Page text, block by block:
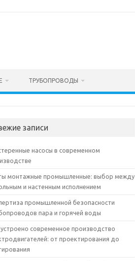
ТРУБОПРОВОДЫ
записи
насосы в современном
монтажные промышленные: выбор между
и настенным исполнением
промышленной безопасности
пара и горячей воды
современное производство
от проектирования до